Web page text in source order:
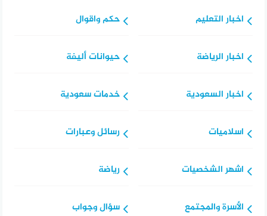
اخبار التعليم
اخبار الرياضة
اخبار السعودية
اسلاميات
اشهر الشخصيات
الأسرة والمجتمع
حكم واقوال
حيوانات أليفة
خدمات سعودية
رسائل وعبارات
رياضة
سؤال وجواب